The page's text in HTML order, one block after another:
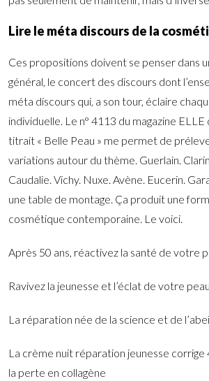
Lire le méta discours de la
Ces propositions doivent se penser dans
général, le concert des discours dont
méta discours qui, a son tour, éclaire
individuelle. Le n° 4113 du magazine
titrait « Belle Peau » me permet de
variations autour du thème. Guerlain.
Caudalie. Vichy. Nuxe. Avène. Eucerin.
une table de montage. Ça produit une
cosmétique contemporaine. Le voici.
Après 50 ans, réactivez la santé de votre
Ravivez la jeunesse et l’éclat de votre peau
La réparation née de la science et de
La crème nuit réparation jeunesse corrige
la perte en collagène